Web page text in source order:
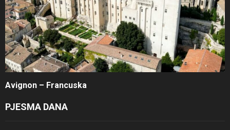
Avignon – Francuska
PJESMA DANA